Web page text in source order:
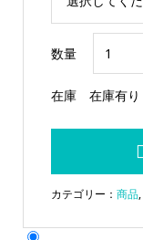
数量
在庫 在庫有り
カテゴリー： 商品,